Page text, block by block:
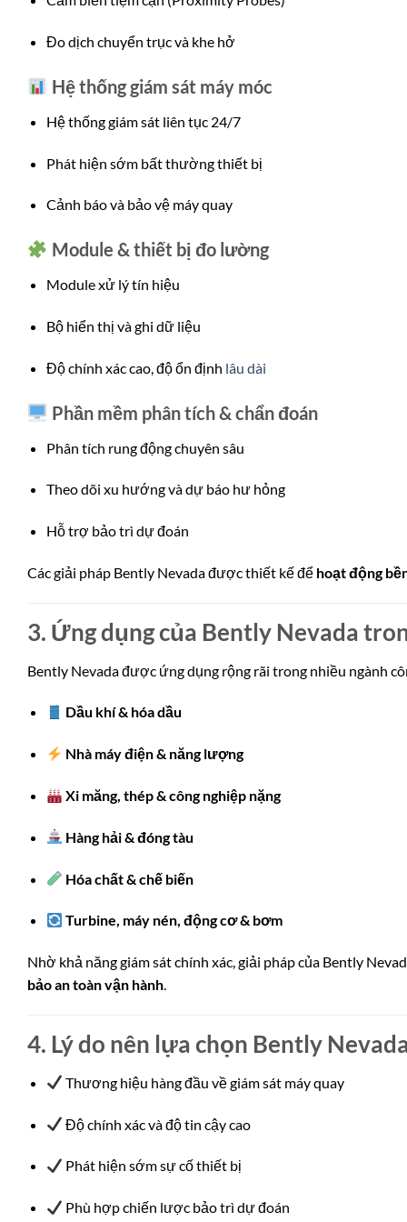
Đo dịch chuyển trục và khe hở
Hệ thống giám sát máy móc
Hệ thống giám sát liên tục 24/7
Phát hiện sớm bất thường thiết bị
Cảnh báo và bảo vệ máy quay
Module & thiết bị đo lường
Module xử lý tín hiệu
Bộ hiển thị và ghi dữ liệu
Độ chính xác cao, độ ổn định lâu dài
Phần mềm phân tích & chẩn đoán
Phân tích rung động chuyên sâu
Theo dõi xu hướng và dự báo hư hỏng
Hỗ trợ bảo trì dự đoán
Các giải pháp Bently Nevada được thiết kế để hoạt động
3. Ứng dụng của Bently Nevada
Bently Nevada được ứng dụng rộng rãi trong nhiều ngành
Dầu khí & hóa dầu
Nhà máy điện & năng lượng
Xi măng, thép & công nghiệp nặng
Hàng hải & đóng tàu
Hóa chất & chế biến
Turbine, máy nén, động cơ & bơm
Nhờ khả năng giám sát chính xác, giải pháp của Bently
bảo an toàn vận hành.
4. Lý do nên lựa chọn Bently
Thương hiệu hàng đầu về giám sát máy quay
Độ chính xác và độ tin cậy cao
Phát hiện sớm sự cố thiết bị
Phù hợp chiến lược bảo trì dự đoán